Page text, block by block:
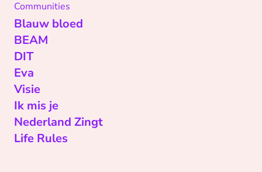
Communities
Blauw bloed
BEAM
DIT
Eva
Visie
Ik mis je
Nederland Zingt
Life Rules